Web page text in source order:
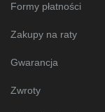
Formy płatności
Zakupy na raty
Gwarancja
Zwroty